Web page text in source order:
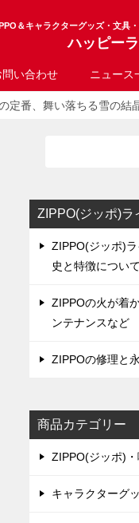
＆キャラクターグッズ・文具
ハッピー
問い合わせ ニュース
定番、舞い落ちる雪の結
ZIPPO(ジッポ)ラ
ZIPPO(ジッポ)
史と特徴について
ZIPPOの火が着
ンテナンスなど
ZIPPOの修理と
商品カテゴリー
ZIPPO(ジッポ)
キャラクターグ